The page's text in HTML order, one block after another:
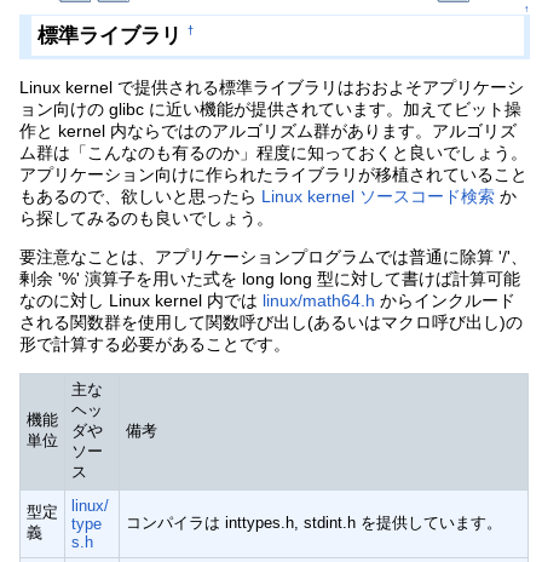
↑
標準ライブラリ †
Linux kernel で提供される標準ライブラリはおおよそアプリケーシ
ョン向けの glibc に近い機能が提供されています。加えてビット操
作と kernel 内ならではのアルゴリズム群があります。アルゴリズ
ム群は「こんなのも有るのか」程度に知っておくと良いでしょう。
アプリケーション向けに作られたライブラリが移植されていること
もあるので、欲しいと思ったら Linux kernel ソースコード検索 か
ら探してみるのも良いでしょう。
要注意なことは、アプリケーションプログラムでは普通に除算 '/'、
剰余 '%' 演算子を用いた式を long long 型に対して書けば計算可能
なのに対し Linux kernel 内では linux/math64.h からインクルード
される関数群を使用して関数呼び出し(あるいはマクロ呼び出し)の
形で計算する必要があることです。
機能
単位
主な
ヘッ
ダや
ソー
ス
備考
型定
義
linux/
type
s.h
コンパイラは inttypes.h, stdint.h を提供しています。